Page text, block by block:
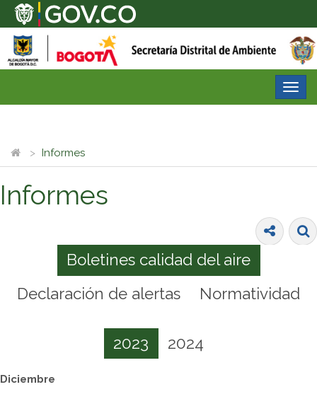
Informes
Informes
Boletines calidad del aire
Declaración de alertas
Normatividad
2023 2024
Diciembre